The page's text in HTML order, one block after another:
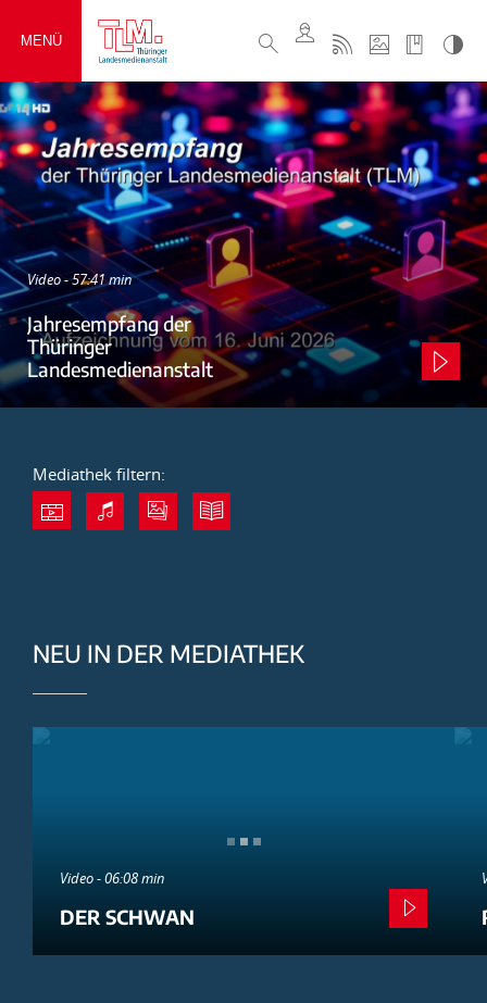
MENÜ
Video - 57:41 min
Jahresempfang der
Thüringer
Landesmedienanstalt
Mediathek filtern:
NEU IN DER MEDIATHEK
Video - 06:08 min
DER SCHWAN